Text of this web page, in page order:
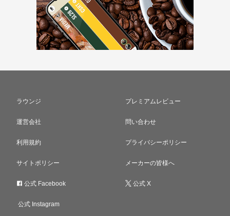
ラウンジ プレミアムレビュー
運営会社 問い合わせ
利用規約 プライバシーポリシー
サイトポリシー メーカーの皆様へ
公式 Facebook 公式 X
公式 Instagram